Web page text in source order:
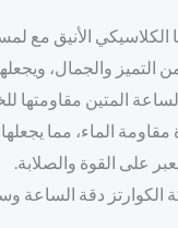
الكلاسيكي الأنيق مع
والجمال،
المتين مقاومتها
الماء، مما
على القوة والصلابة.
الكوارتز دقة الساعة